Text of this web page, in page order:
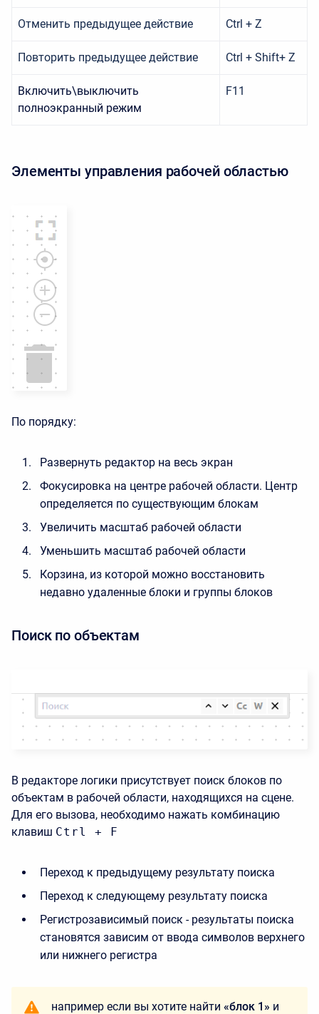
Отменить предыдущее действие Ctrl + Z
Повторить предыдущее действие Ctrl + Shift+ Z
Включить\выключить
полноэкранный режим
F11
Элементы управления рабочей областью
По порядку:
Развернуть редактор на весь экран
Фокусировка на центре рабочей области. Центр
определяется по существующим блокам
Увеличить масштаб рабочей области
Уменьшить масштаб рабочей области
Корзина, из которой можно восстановить
недавно удаленные блоки и группы блоков
Поиск по объектам
В редакторе логики присутствует поиск блоков по
объектам в рабочей области, находящихся на сцене.
Для его вызова, необходимо нажать комбинацию
клавиш Ctrl + F
Переход к предыдущему результату поиска
Переход к следующему результату поиска
Регистрозависимый поиск - результаты поиска
становятся зависим от ввода символов верхнего
или нижнего регистра
например если вы хотите найти «блок 1» и